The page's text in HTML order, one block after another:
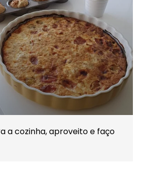
a cozinha, aproveito e faço